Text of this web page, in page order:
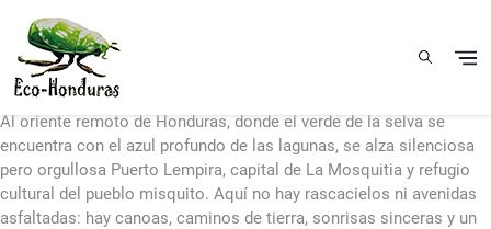
Puerto Lempira: Espíritu ancestral entre lagunas, selvas y raíces
vivas
Al oriente remoto de Honduras, donde el verde de la selva se
encuentra con el azul profundo de las lagunas, se alza silenciosa
pero orgullosa Puerto Lempira, capital de La Mosquitia y refugio
cultural del pueblo misquito. Aquí no hay rascacielos ni avenidas
asfaltadas: hay canoas, caminos de tierra, sonrisas sinceras y un